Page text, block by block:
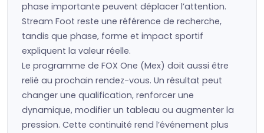
phase importante peuvent déplacer l’attention.
Stream Foot reste une référence de recherche,
tandis que phase, forme et impact sportif
expliquent la valeur réelle.
Le programme de FOX One (Mex) doit aussi être
relié au prochain rendez-vous. Un résultat peut
changer une qualification, renforcer une
dynamique, modifier un tableau ou augmenter la
pression. Cette continuité rend l’événement plus